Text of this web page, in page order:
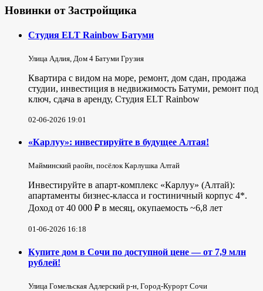
Новинки от Застройщика
Студия ELT Rainbow Батуми
Улица Адлия, Дом 4 Батуми Грузия
Квартира с видом на море, ремонт, дом сдан, продажа
студии, инвестиция в недвижимость Батуми, ремонт под
ключ, сдача в аренду, Студия ELT Rainbow
02-06-2026 19:01
«Карлуу»: инвестируйте в будущее Алтая!
Майминский раойн, посёлок Карлушка Алтай
Инвестируйте в апарт-комплекс «Карлуу» (Алтай):
апартаменты бизнес-класса и гостиничный корпус 4*.
Доход от 40 000 ₽ в месяц, окупаемость ~6,8 лет
01-06-2026 16:18
Купите дом в Сочи по доступной цене — от 7,9 млн
рублей!
Улица Гомельская Адлерский р-н, Город-Курорт Сочи